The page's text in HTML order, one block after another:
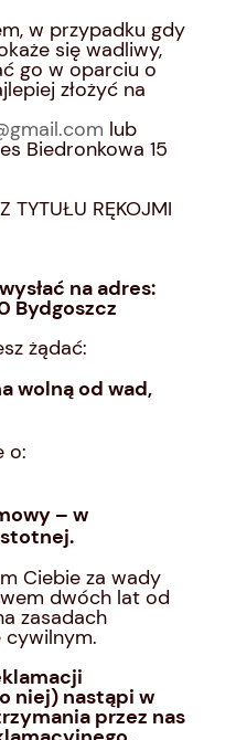
w przypadku gdy
się wadliwy,
go w oparciu o
złożyć na
lub
Biedronkowa 15
TYTUŁU RĘKOJMI
na adres:
Bydgoszcz
żądać:
wolną od wad,
o:
– w
Ciebie za wady
dwóch lat od
zasadach
cywilnym.
niej) nastąpi w
przez nas